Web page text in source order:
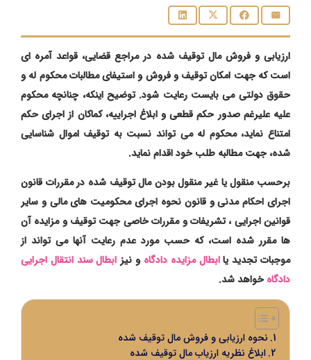
ارزیابی و فروش مال توقیف شده در مراجع قضایی، قواعد آمره ای
است که جهت امکان توقیف و فروش و استیفای مطالبات محکوم له و
حقوق دولتی می بایست رعایت شود. توضیح اینکه، چنانچه محکوم
علیه علیرغم صدور حکم قطعی و ابلاغ اجراییه، کماکان از اجرای حکم
امتناع نماید، محکوم له می تواند نسبت به توقیف اموال شناسایی
شده، جهت مطالبه طلب خود اقدام نماید.
برحسب منقول یا غیر منقول بودن مال توقیف شده در مقررات قانون
اجرای احکام مدنی و قانون نحوه اجرای محکومیت های مالی و سایر
قوانین اجرایی ، تشریفات و مقررات خاصی جهت توقیف و مزایده آن
ها مقرر شده است، که حسب مورد عدم رعایت آنها می تواند از
موجبات تجدید یاابطال مزایده دادگاه و نیز ابطال سند انتقال اجرایی
دادگاه خواهد شد.
نحوه ارزیابی و فروش مال توقیف شده
ابلاغ نظریه ارزیاب مال توقیف شده